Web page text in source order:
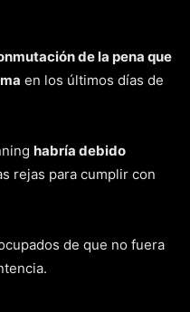
de la pena que
en los últimos días de
habría debido
rejas para cumplir con
de que no fuera